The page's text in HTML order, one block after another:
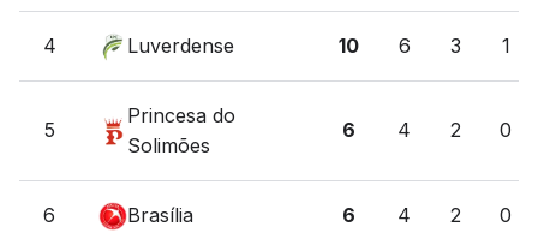
4 Luverdense 10 6 3 1
5
Princesa do
Solimões
6 4 2 0
6 Brasília 6 4 2 0